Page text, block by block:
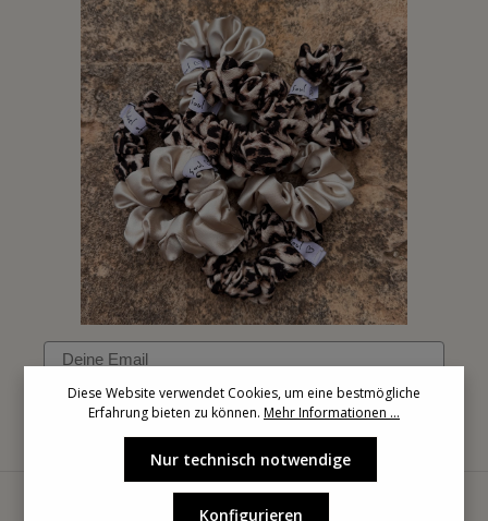
Email
Diese Website verwendet Cookies, um eine bestmögliche
Erfahrung bieten zu können. Mehr Informationen ...
Nur technisch notwendige
Konfigurieren